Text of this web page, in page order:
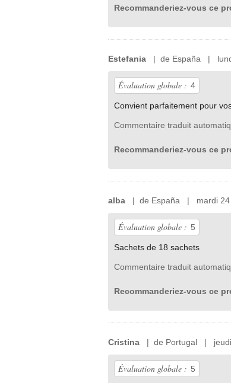
Recommanderiez-vous ce
Estefania | de España | lundi
Évaluation globale : 4
Convient parfaitement pour
Commentaire traduit
Recommanderiez-vous ce
alba | de España | mardi 24
Évaluation globale : 5
Sachets de 18 sachets
Commentaire traduit
Recommanderiez-vous ce
Cristina | de Portugal | jeudi
Évaluation globale : 5